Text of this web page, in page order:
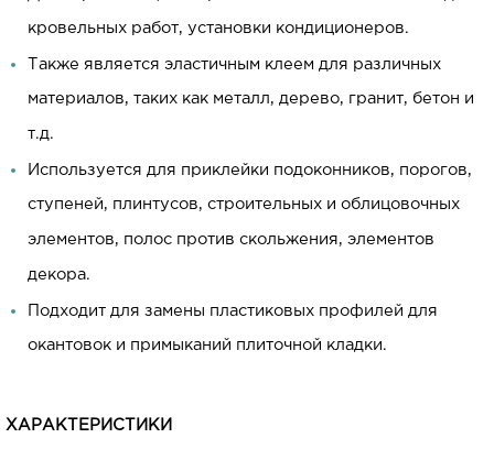
кровельных работ, установки кондиционеров.
Также является эластичным клеем для различных
материалов, таких как металл, дерево, гранит, бетон и
т.д.
Используется для приклейки подоконников, порогов,
ступеней, плинтусов, строительных и облицовочных
элементов, полос против скольжения, элементов
декора.
Подходит для замены пластиковых профилей для
окантовок и примыканий плиточной кладки.
ХАРАКТЕРИСТИКИ